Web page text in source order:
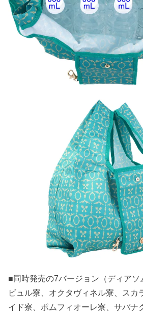
■同時発売の7バージョン（ディアソ
ビュル寮、オクタヴィネル寮、スカ
イド寮、ポムフィオーレ寮、サバナ